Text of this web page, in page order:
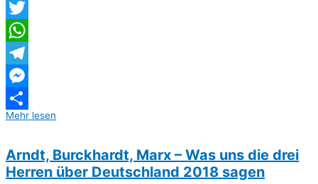
Facebook
Twitter
WhatsApp
Telegram
Messenger
Teilen
Mehr lesen
Arndt, Burckhardt, Marx – Was uns die drei
Herren über Deutschland 2018 sagen